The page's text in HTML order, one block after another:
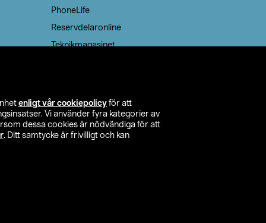
enligt vår cookiepolicy för att
Vi använder fyra kategorier av
dessa cookies är nödvändiga för att
. Ditt samtycke är frivilligt och kan
PhoneLife
Reservdelaronline
Teknikmagasinet